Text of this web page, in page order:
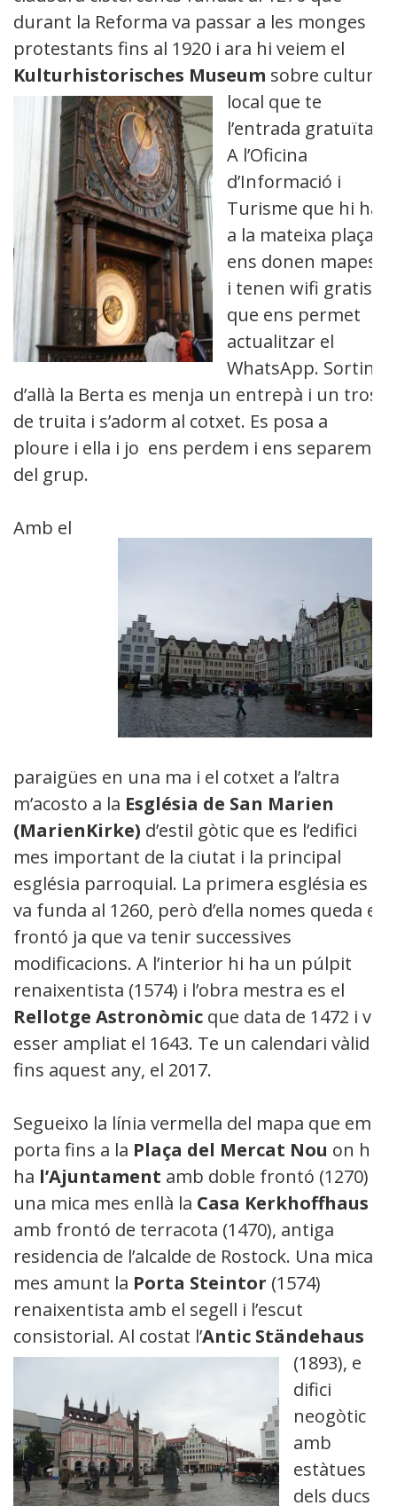
durant la Reforma va passar a les monges
protestants fins al 1920 i ara hi veiem el
Kulturhistorisches Museum sobre cultura
local que te
l’entrada gratuïta.
A l’Oficina
d’Informació i
Turisme que hi ha
a la mateixa plaça
ens donen mapes
i tenen wifi gratis
que ens permet
actualitzar el
WhatsApp. Sortint
d’allà la Berta es menja un entrepà i un tros
de truita i s’adorm al cotxet. Es posa a
ploure i ella i jo ens perdem i ens separem
del grup.
Amb el
paraigües en una ma i el cotxet a l’altra
m’acosto a la Església de San Marien
(MarienKirke) d’estil gòtic que es l’edifici
mes important de la ciutat i la principal
església parroquial. La primera església es
va funda al 1260, però d’ella nomes queda el
frontó ja que va tenir successives
modificacions. A l’interior hi ha un púlpit
renaixentista (1574) i l’obra mestra es el
Rellotge Astronòmic que data de 1472 i va
esser ampliat el 1643. Te un calendari vàlid
fins aquest any, el 2017.
Segueixo la línia vermella del mapa que em
porta fins a la Plaça del Mercat Nou on hi
ha l’Ajuntament amb doble frontó (1270) i
una mica mes enllà la Casa Kerkhoffhaus
amb frontó de terracota (1470), antiga
residencia de l’alcalde de Rostock. Una mica
mes amunt la Porta Steintor (1574)
renaixentista amb el segell i l’escut
consistorial. Al costat l’Antic Ständehaus
(1893), e
difici
neogòtic
amb
estàtues
dels ducs